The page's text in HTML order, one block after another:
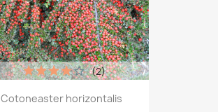
Cotoneaster horizontalis
(2)